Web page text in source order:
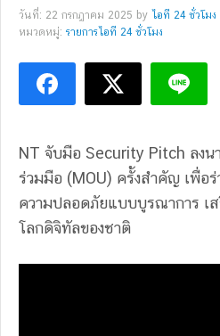
วันที่: 22 กรกฎาคม 2025 by ไอที 24 ชั่วโมง
หมวดหมู่: รายการไอที 24 ชั่วโมง
NT จับมือ Security Pitch ลง
ร่วมมือ (MOU) ครั้งสำคัญ เพื่อ
ความปลอดภัยแบบบูรณาการ เ
โลกดิจิทัลของชาติ